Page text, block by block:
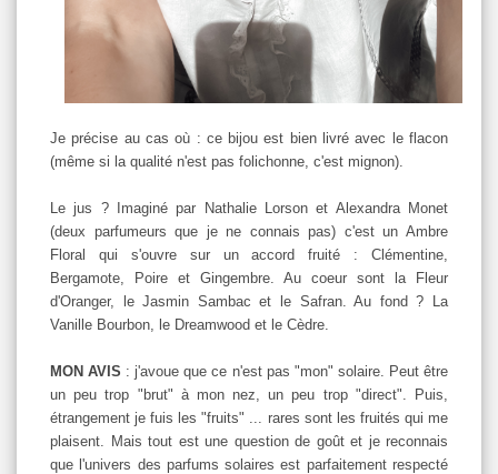
Je précise au cas où : ce bijou est bien livré avec le flacon
(même si la qualité n'est pas folichonne, c'est mignon).
Le jus ? Imaginé par Nathalie Lorson et Alexandra Monet
(deux parfumeurs que je ne connais pas) c'est un Ambre
Floral qui s'ouvre sur un accord fruité : Clémentine,
Bergamote, Poire et Gingembre. Au coeur sont la Fleur
d'Oranger, le Jasmin Sambac et le Safran. Au fond ? La
Vanille Bourbon, le Dreamwood et le Cèdre.
MON AVIS : j'avoue que ce n'est pas "mon" solaire. Peut être
un peu trop "brut" à mon nez, un peu trop "direct". Puis,
étrangement je fuis les "fruits" ... rares sont les fruités qui me
plaisent. Mais tout est une question de goût et je reconnais
que l'univers des parfums solaires est parfaitement respecté